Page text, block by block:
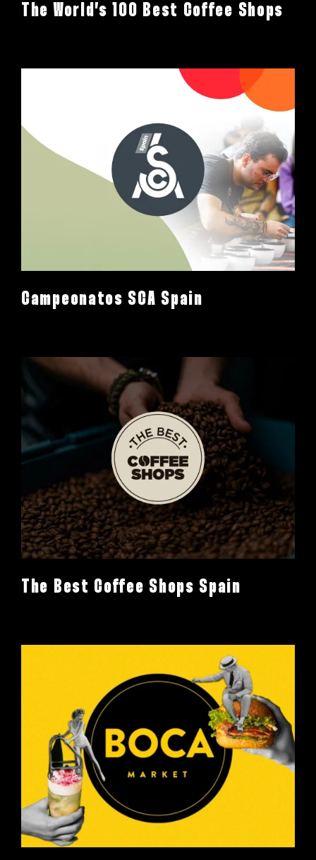
The World’s 100 Best Coffee Shops
Campeonatos SCA Spain
The Best Coffee Shops Spain